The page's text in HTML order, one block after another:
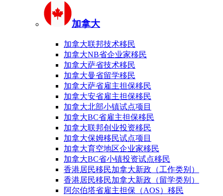
加拿大
加拿大联邦技术移民
加拿大NB省企业家移民
加拿大萨省技术移民
加拿大曼省留学移民
加拿大萨省雇主担保移民
加拿大安省雇主担保移民
加拿大北部小镇试点项目
加拿大BC省雇主担保移民
加拿大联邦创业投资移民
加拿大保姆移民试点项目
加拿大育空地区企业家移民
加拿大BC省小镇投资试点移民
香港居民移民加拿大新政（工作类别）
香港居民移民加拿大新政（留学类别）
阿尔伯塔省雇主担保（AOS）移民